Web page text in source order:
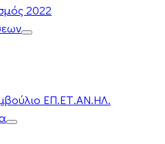
2022
ΕΠ.ΕΤ.ΑΝ.ΗΛ.